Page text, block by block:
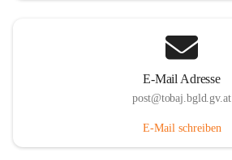
E-Mail Adresse
post@tobaj.bgld.gv.at
E-Mail schreiben